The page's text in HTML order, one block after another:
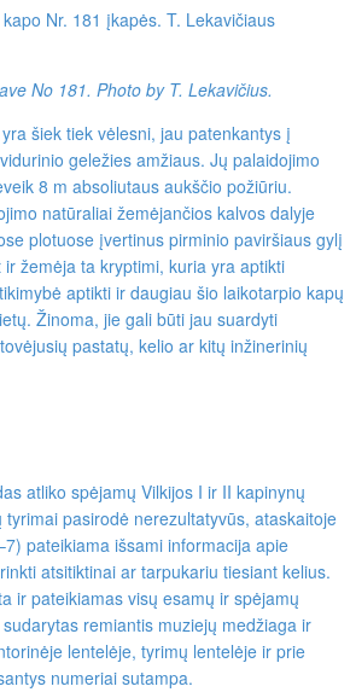
Nr. 181 įkapės. T. Lekavičiaus
No 181. Photo by T. Lekavičius.
šiek tiek vėlesni, jau patenkantys į
geležies amžiaus. Jų palaidojimo
8 m absoliutaus aukščio požiūriu.
natūraliai žemėjančios kalvos dalyje
plotuose įvertinus pirminio paviršiaus gylį
žemėja ta kryptimi, kuria yra aptikti
aptikti ir daugiau šio laikotarpio kapų
Žinoma, jie gali būti jau suardyti
pastatų, kelio ar kitų inžinerinių
atliko spėjamų Vilkijos I ir II kapinynų
pasirodė nerezultatyvūs, ataskaitoje
pateikiama išsami informacija apie
atsitiktinai ar tarpukariu tiesiant kelius.
ir pateikiamas visų esamų ir spėjamų
remiantis muziejų medžiaga ir
lentelėje, tyrimų lentelėje ir prie
numeriai sutampa.